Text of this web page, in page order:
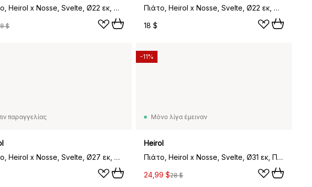
Πιάτο, Heirol x Nosse, Svelte, Ø22 εκ, Πέτρα
$
Πιάτο, Heirol x Nosse, Svelte, Ø22 εκ, Λαδί
18 $
παραγγελίας
Πιάτο, Heirol x Nosse, Svelte, Ø27 εκ, Λαδί
Μόνο λίγα έμειναν
Heirol
Πιάτο, Heirol x Nosse, Svelte, Ø31 εκ, Πέτρα
24,99 $28 $
-11%